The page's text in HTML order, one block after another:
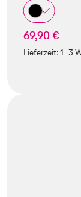
69,90 €
Lieferzeit:1-3